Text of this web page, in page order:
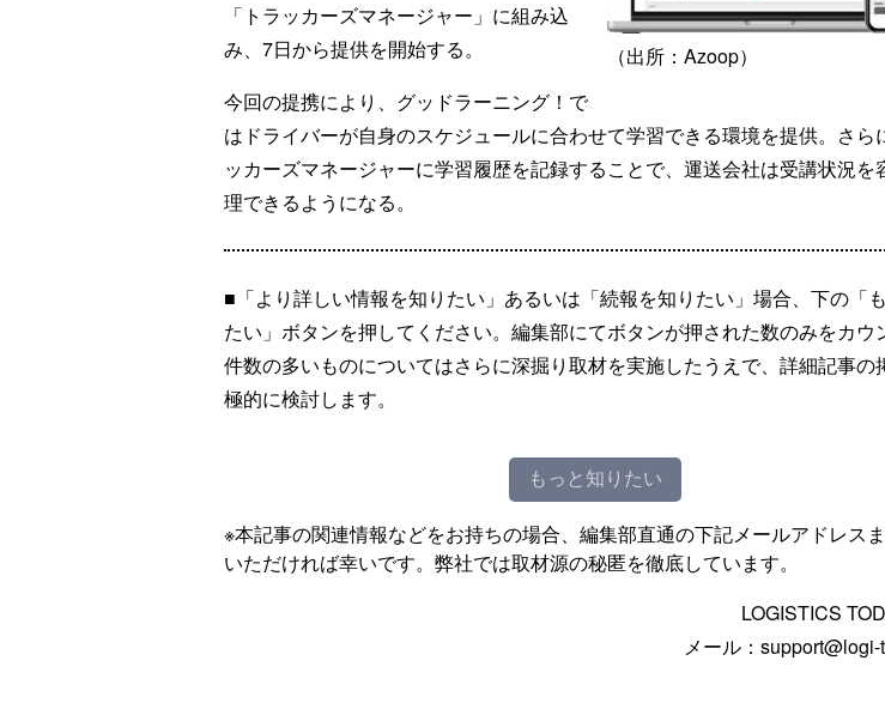
（出所：Azoop）
「トラッカーズマネージャー」に組み込
み、7日から提供を開始する。
今回の提携により、グッドラーニング！で
はドライバーが自身のスケジュールに合わせて学習できる環境を提供。さら
ッカーズマネージャーに学習履歴を記録することで、運送会社は受講状況を
理できるようになる。
■「より詳しい情報を知りたい」あるいは「続報を知りたい」場合、下の「
たい」ボタンを押してください。編集部にてボタンが押された数のみをカウ
件数の多いものについてはさらに深掘り取材を実施したうえで、詳細記事の
極的に検討します。
もっと知りたい
※本記事の関連情報などをお持ちの場合、編集部直通の下記メールアドレス
いただければ幸いです。弊社では取材源の秘匿を徹底しています。
LOGISTICS
メール：